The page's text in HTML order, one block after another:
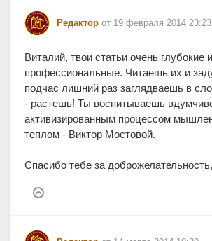
Редактор от 19 февраля 2014 23:23
Виталий, твои статьи очень глубокие и
профессиональные. Читаешь их и
подчас лишний раз заглядваешь в
- растешь! Ты воспитываешь
активизированным процессом
теплом - Виктор Мостовой.
Спасибо тебе за